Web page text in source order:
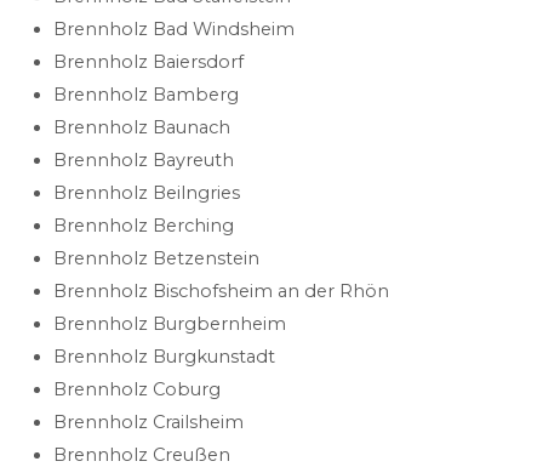
Brennholz Bad Windsheim
Brennholz Baiersdorf
Brennholz Bamberg
Brennholz Baunach
Brennholz Bayreuth
Brennholz Beilngries
Brennholz Berching
Brennholz Betzenstein
Brennholz Bischofsheim an der Rhön
Brennholz Burgbernheim
Brennholz Burgkunstadt
Brennholz Coburg
Brennholz Crailsheim
Brennholz Creußen